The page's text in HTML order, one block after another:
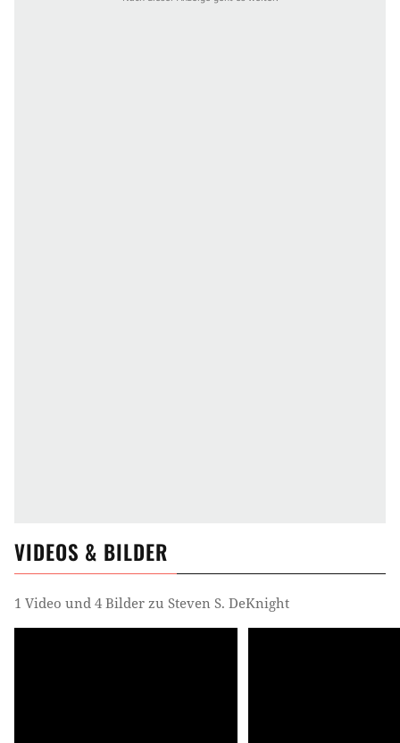
VIDEOS & BILDER
1 Video und 4 Bilder zu Steven S. DeKnight